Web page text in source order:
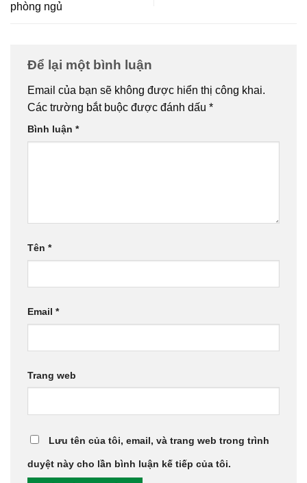
phòng ngủ
Để lại một bình luận
Email của bạn sẽ không được hiển thị công khai.
Các trường bắt buộc được đánh dấu *
Bình luận *
Tên *
Email *
Trang web
Lưu tên của tôi, email, và trang web trong trình
duyệt này cho lần bình luận kế tiếp của tôi.